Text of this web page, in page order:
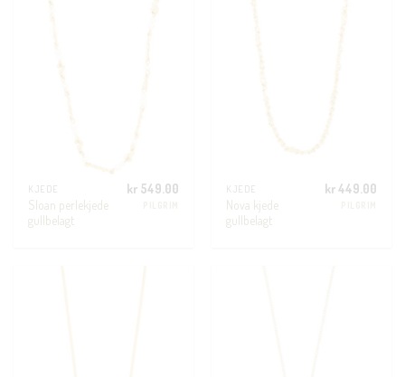
KJEDE
Sloan perlekjede
gullbelagt
kr549.00 KJEDE
Nova kjede
gullbelagt
kr449.00